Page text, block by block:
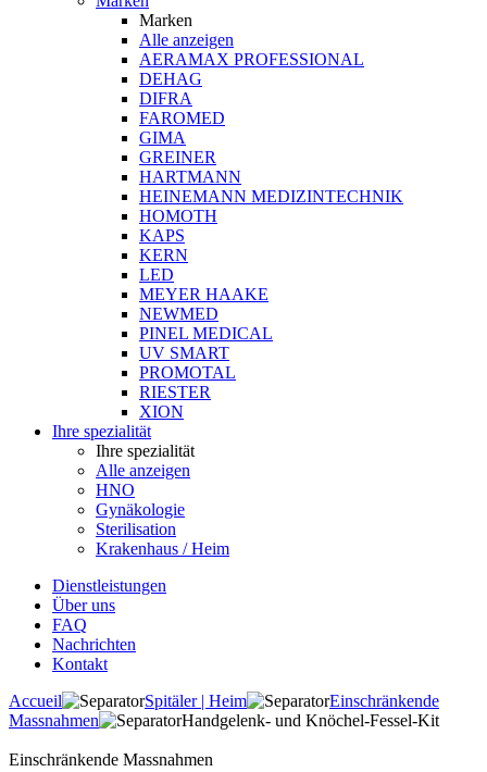
Marken
Alle anzeigen
AERAMAX PROFESSIONAL
DEHAG
DIFRA
FAROMED
GIMA
GREINER
HARTMANN
HEINEMANN MEDIZINTECHNIK
HOMOTH
KAPS
KERN
LED
MEYER HAAKE
NEWMED
PINEL MEDICAL
UV SMART
PROMOTAL
RIESTER
XION
Ihre spezialität
Ihre spezialität
Alle anzeigen
HNO
Gynäkologie
Sterilisation
Krakenhaus / Heim
Dienstleistungen
Über uns
FAQ
Nachrichten
Kontakt
Accueil
Spitäler | Heim
Einschränkende
Massnahmen
Handgelenk- und Knöchel-Fessel-Kit
Einschränkende Massnahmen